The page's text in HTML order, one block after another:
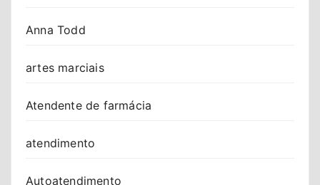
Anna Todd
artes marciais
Atendente de farmácia
atendimento
Autoatendimento